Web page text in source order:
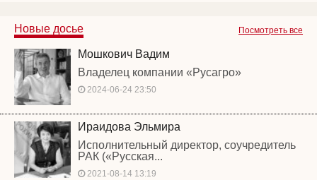
Посмотреть все
Новые досье
Мошкович Вадим
Владелец компании «Русагро»
2024-06-24 23:50
Ираидова Эльмира
Исполнительный директор, соучредитель
РАК («Русская...
2021-08-14 13:19